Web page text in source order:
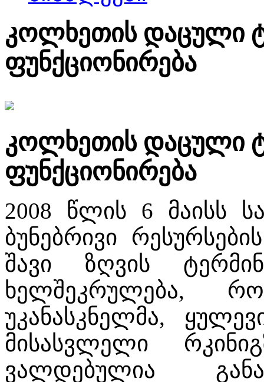
კოლხეთის დაცული
ფუნქციონირება
კოლხეთის დაცული
ფუნქციონირება
2008 წლის 6 მაისს
ბუნებრივი
შავი ზღვის
ხელშეკრულება,
უკანასკნელმა,
მისასვლელი
ვალდებულია